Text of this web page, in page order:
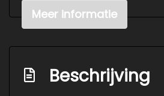
Draadloze telefoonlader
Elektrisch bedienbare
Elektronische
Meer informatie
Beschrijving